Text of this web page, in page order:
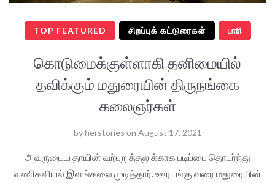
TOP FEATURED சிறப்புக் கட்டுரைகள் பாரி
கொடுமைக்குள்ளாகி தனிமையில்
தவிக்கும் மதுரையின் திருநங்கை
கலைஞர்கள்
byherstories on August 17, 2021
அவருடைய தாயின் வற்புறுத்தலுக்காக படிப்பை தொடர்ந்து
வணிகவியல் இளங்கலை முடித்தார். ஊரடங்கு வரை மதுரையின்